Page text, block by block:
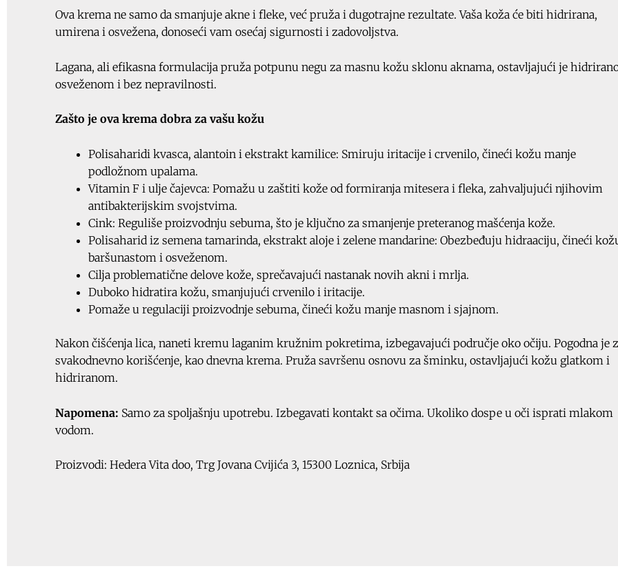
Ova krema ne samo da smanjuje akne i fleke, već pruža i dugotrajne rezultate. Vaša koža će biti hidrirana,
umirena i osvežena, donoseći vam osećaj sigurnosti i zadovoljstva.
Lagana, ali efikasna formulacija pruža potpunu negu za masnu kožu sklonu aknama, ostavljajući je
osveženom i bez nepravilnosti.
Zašto je ova krema dobra za vašu kožu
Polisaharidi kvasca, alantoin i ekstrakt kamilice: Smiruju iritacije i crvenilo, čineći kožu manje
podložnom upalama.
Vitamin F i ulje čajevca: Pomažu u zaštiti kože od formiranja mitesera i fleka, zahvaljujući njihovim
antibakterijskim svojstvima.
Cink: Reguliše proizvodnju sebuma, što je ključno za smanjenje preteranog mašćenja kože.
Polisaharid iz semena tamarinda, ekstrakt aloje i zelene mandarine: Obezbeđuju hidraaciju, čineći
baršunastom i osveženom.
Cilja problematične delove kože, sprečavajući nastanak novih akni i mrlja.
Duboko hidratira kožu, smanjujući crvenilo i iritacije.
Pomaže u regulaciji proizvodnje sebuma, čineći kožu manje masnom i sjajnom.
Nakon čišćenja lica, naneti kremu laganim kružnim pokretima, izbegavajući područje oko očiju. Pogodna je
svakodnevno korišćenje, kao dnevna krema. Pruža savršenu osnovu za šminku, ostavljajući kožu glatkom i
hidriranom.
Napomena: Samo za spoljašnju upotrebu. Izbegavati kontakt sa očima. Ukoliko dospe u oči isprati mlakom
vodom.
Proizvodi: Hedera Vita doo, Trg Jovana Cvijića 3, 15300 Loznica, Srbija